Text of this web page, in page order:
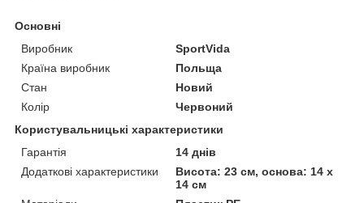
Основні
Виробник
SportVida
Країна виробник
Польща
Стан
Новий
Колір
Червоний
Користувальницькі характеристики
Гарантія
14 днів
Додаткові характеристики
Висота: 23 см, основа: 14 х
14 см